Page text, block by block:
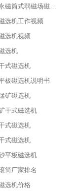
西宁干式永磁筒式弱磁场磁选机结构图
选机工作视频
选机视频
选机
式磁选机
板磁选机说明书
矿磁选机
干式磁选机
式磁选机
式磁选机
平板磁选机
筒厂家排名
选机价格